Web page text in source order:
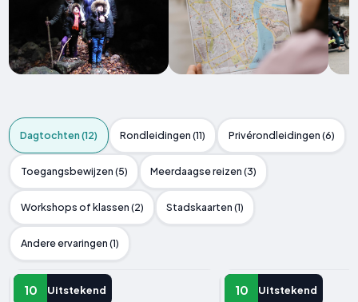
Dagtochten (12) Rondleidingen (11) Privérondleidingen (6)
Toegangsbewijzen (5) Meerdaagse reizen (3)
Workshops of klassen (2) Stadskaarten (1)
Andere ervaringen (1)
10 Uitstekend
DAGTOCHT
10 Uitstekend
DAGTOCHT